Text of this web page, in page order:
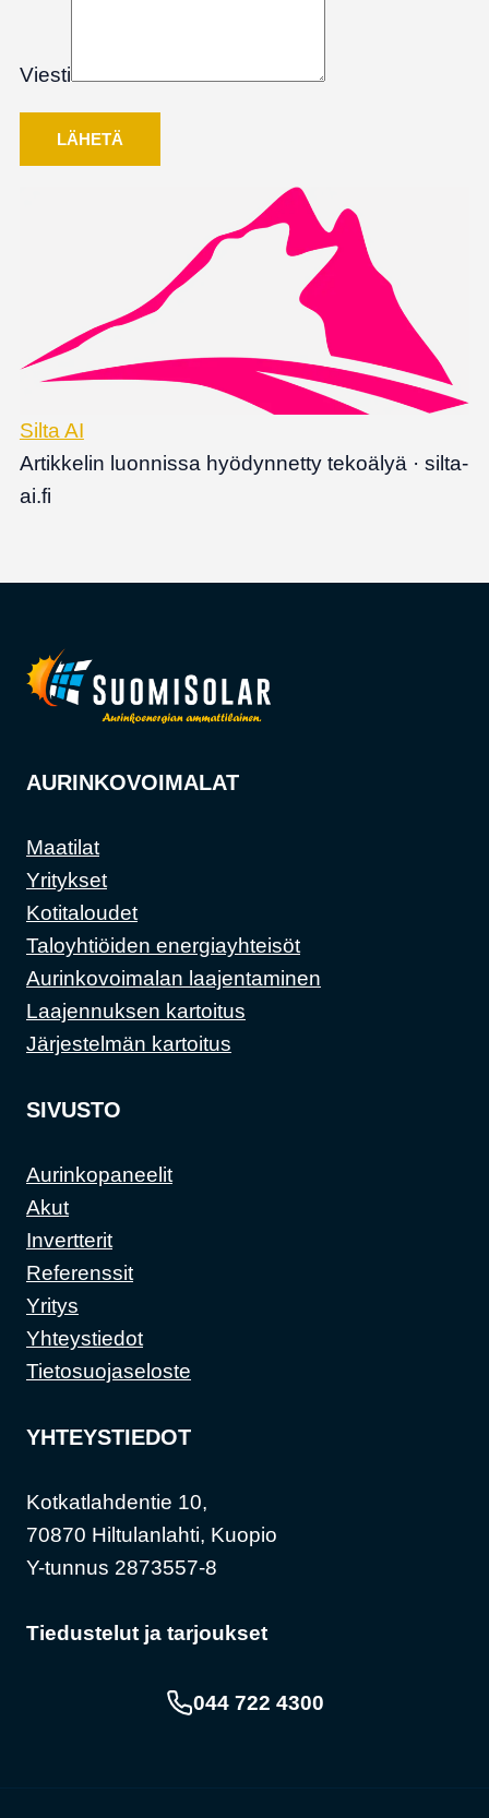
Viesti
LÄHETÄ
Silta AI
Artikkelin luonnissa hyödynnetty tekoälyä · silta-
ai.fi
AURINKOVOIMALAT
Maatilat
Yritykset
Kotitaloudet
Taloyhtiöiden energiayhteisöt
Aurinkovoimalan laajentaminen
Laajennuksen kartoitus
Järjestelmän kartoitus
SIVUSTO
Aurinkopaneelit
Akut
Invertterit
Referenssit
Yritys
Yhteystiedot
Tietosuojaseloste
YHTEYSTIEDOT
Kotkatlahdentie 10,
70870 Hiltulanlahti, Kuopio
Y-tunnus 2873557-8
Tiedustelut ja tarjoukset
044 722 4300